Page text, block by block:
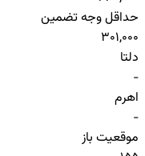
حداقل وجه تضمین
301,000
دلتا
-
اهرم
-
موقعیت باز